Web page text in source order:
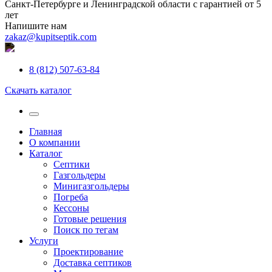
Санкт-Петербурге и Ленинградской области с гарантией от 5
лет
Напишите нам
zakaz@kupitseptik.com
8 (812) 507-63-84
Скачать каталог
Главная
О компании
Каталог
Септики
Газгольдеры
Минигазгольдеры
Погреба
Кессоны
Готовые решения
Поиск по тегам
Услуги
Проектирование
Доставка септиков